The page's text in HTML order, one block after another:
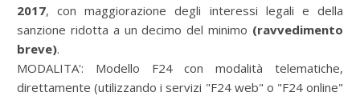
2017, con maggiorazione degli interessi legali e della
sanzione ridotta a un decimo del minimo (ravvedimento
breve).
MODALITA': Modello F24 con modalità telematiche,
direttamente (utilizzando i servizi "F24 web" o "F24 online"